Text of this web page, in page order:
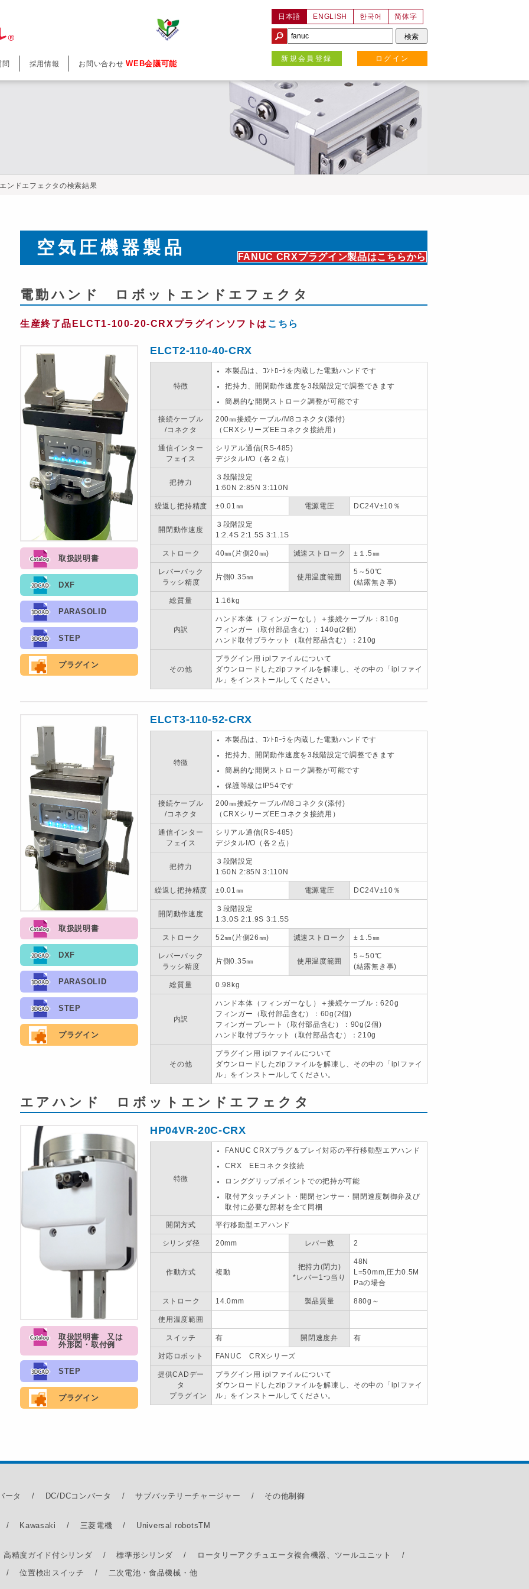
問 採用情報 お問い合わせWEB会議可能
日本語 ENGLISH 한국어 简体字
新規会員登録 ログイン
ンドエフェクタの検索結果
FANUC CRXプラグイン製品はこちらから
空気圧機器製品
電動ハンド ロボットエンドエフェクタ
生産終了品ELCT1-100-20-CRXプラグインソフトは こちら
ELCT2-110-40-CRX
特徴
本製品は、ｺﾝﾄﾛｰﾗを内蔵した電動ハンドです
把持力、開閉動作速度を3段階設定で調整できます
簡易的な開閉ストローク調整が可能です
接続ケーブル
/コネクタ
200㎜接続ケーブル/M8コネクタ(添付)
（CRXシリーズEEコネクタ接続用）
通信インター
フェイス
シリアル通信(RS-485)
デジタルI/O（各２点）
把持力
３段階設定
1:60N 2:85N 3:110N
繰返し把持精度 ±0.01㎜ 電源電圧 DC24V±10％
開閉動作速度
３段階設定
1:2.4S 2:1.5S 3:1.1S
ストローク 40㎜(片側20㎜) 減速ストローク ±１.5㎜
レバーバック
ラッシ精度
片側0.35㎜ 使用温度範囲
5～50℃
(結露無き事)
総質量 1.16kg
内訳
ハンド本体（フィンガーなし）＋接続ケーブル：810g
フィンガー（取付部品含む）：140g(2個)
ハンド取付ブラケット（取付部品含む）：210g
その他
プラグイン用 iplファイルについて
ダウンロードしたzipファイルを解凍し、その中の「iplファイ
ル」をインストールしてください。
取扱説明書
DXF
PARASOLID
STEP
プラグイン
ELCT3-110-52-CRX
特徴
本製品は、ｺﾝﾄﾛｰﾗを内蔵した電動ハンドです
把持力、開閉動作速度を3段階設定で調整できます
簡易的な開閉ストローク調整が可能です
保護等級はIP54です
接続ケーブル
/コネクタ
200㎜接続ケーブル/M8コネクタ(添付)
（CRXシリーズEEコネクタ接続用）
通信インター
フェイス
シリアル通信(RS-485)
デジタルI/O（各２点）
把持力
３段階設定
1:60N 2:85N 3:110N
繰返し把持精度 ±0.01㎜ 電源電圧 DC24V±10％
開閉動作速度
３段階設定
1:3.0S 2:1.9S 3:1.5S
ストローク 52㎜(片側26㎜) 減速ストローク ±１.5㎜
レバーバック
ラッシ精度
片側0.35㎜ 使用温度範囲
5～50℃
(結露無き事)
総質量 0.98kg
内訳
ハンド本体（フィンガーなし）＋接続ケーブル：620g
フィンガー（取付部品含む）：60g(2個)
フィンガープレート（取付部品含む）：90g(2個)
ハンド取付ブラケット（取付部品含む）：210g
その他
プラグイン用 iplファイルについて
ダウンロードしたzipファイルを解凍し、その中の「iplファイ
ル」をインストールしてください。
取扱説明書
DXF
PARASOLID
STEP
プラグイン
エアハンド ロボットエンドエフェクタ
HP04VR-20C-CRX
特徴
FANUC CRXプラグ＆プレイ対応の平行移動型エアハンド
CRX EEコネクタ接続
ロンググリップポイントでの把持が可能
取付アタッチメント・開閉センサー・開閉速度制御弁及び
取付に必要な部材を全て同梱
開閉方式 平行移動型エアハンド
シリンダ径 20mm レバー数 2
作動方式 複動
把持力(閉力)
*レバー1つ当り
48N
L=50mm,圧力0.5M
Paの場合
ストローク 14.0mm 製品質量 880g～
使用温度範囲
スイッチ 有 開閉速度弁 有
対応ロボット FANUC CRXシリーズ
提供CADデー
タ
プラグイン
プラグイン用 iplファイルについて
ダウンロードしたzipファイルを解凍し、その中の「iplファイ
ル」をインストールしてください。
取扱説明書 又は
外形図・取付例
STEP
プラグイン
ータ DC/DCコンバータ サブバッテリーチャージャー その他制御
Kawasaki 三菱電機 Universal robotsTM
高精度ガイド付シリンダ 標準形シリンダ ロータリーアクチュエータ複合機器、ツールユニット
位置検出スイッチ
二次電池・食品機械・他